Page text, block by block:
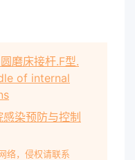
磨床接杆.F型.
of internal
染预防与控制
络，侵权请联系